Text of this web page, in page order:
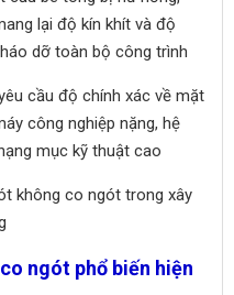
lại độ kín khít và độ
dỡ toàn bộ công trình
cầu độ chính xác về mặt
công nghiệp nặng, hệ
mục kỹ thuật cao
ngót phổ biến hiện